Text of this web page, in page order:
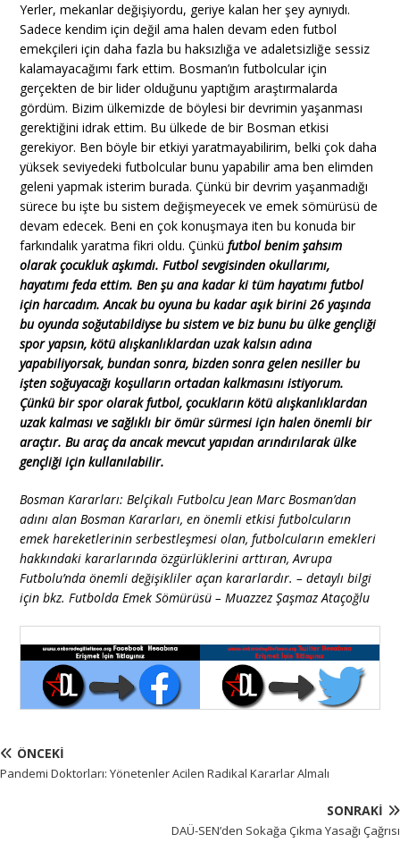
Yerler, mekanlar değişiyordu, geriye kalan her şey aynıydı.
Sadece kendim için değil ama halen devam eden futbol
emekçileri için daha fazla bu haksızlığa ve adaletsizliğe sessiz
kalamayacağımı fark ettim. Bosman’ın futbolcular için
gerçekten de bir lider olduğunu yaptığım araştırmalarda
gördüm. Bizim ülkemizde de böylesi bir devrimin yaşanması
gerektiğini idrak ettim. Bu ülkede de bir Bosman etkisi
gerekiyor. Ben böyle bir etkiyi yaratmayabilirim, belki çok daha
yüksek seviyedeki futbolcular bunu yapabilir ama ben elimden
geleni yapmak isterim burada. Çünkü bir devrim yaşanmadığı
sürece bu işte bu sistem değişmeyecek ve emek sömürüsü de
devam edecek. Beni en çok konuşmaya iten bu konuda bir
farkındalık yaratma fikri oldu. Çünkü futbol benim şahsım
olarak çocukluk aşkımdı. Futbol sevgisinden okullarımı,
hayatımı feda ettim. Ben şu ana kadar ki tüm hayatımı futbol
için harcadım. Ancak bu oyuna bu kadar aşık birini 26 yaşında
bu oyunda soğutabildiyse bu sistem ve biz bunu bu ülke gençliği
spor yapsın, kötü alışkanlıklardan uzak kalsın adına
yapabiliyorsak, bundan sonra, bizden sonra gelen nesiller bu
işten soğuyacağı koşulların ortadan kalkmasını istiyorum.
Çünkü bir spor olarak futbol, çocukların kötü alışkanlıklardan
uzak kalması ve sağlıklı bir ömür sürmesi için halen önemli bir
araçtır. Bu araç da ancak mevcut yapıdan arındırılarak ülke
gençliği için kullanılabilir.
Bosman Kararları: Belçikalı Futbolcu Jean Marc Bosman’dan
adını alan Bosman Kararları, en önemli etkisi futbolcuların
emek hareketlerinin serbestleşmesi olan, futbolcuların emekleri
hakkındaki kararlarında özgürlüklerini arttıran, Avrupa
Futbolu’nda önemli değişikliler açan kararlardır. – detaylı bilgi
için bkz. Futbolda Emek Sömürüsü – Muazzez Şaşmaz Ataçoğlu
ÖNCEKI
Pandemi Doktorları: Yönetenler Acilen Radikal Kararlar Almalı
SONRAKI
DAÜ-SEN’den Sokağa Çıkma Yasağı Çağrısı